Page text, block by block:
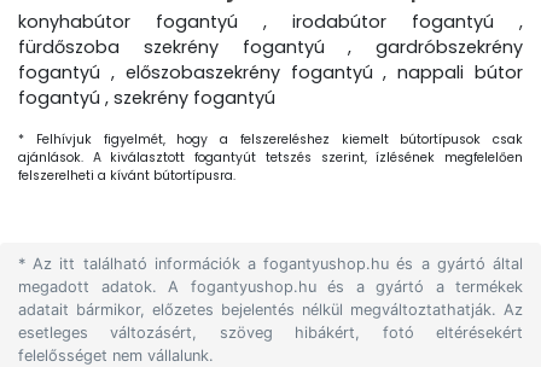
konyhabútor fogantyú , irodabútor fogantyú ,
fürdőszoba szekrény fogantyú , gardróbszekrény
fogantyú , előszobaszekrény fogantyú , nappali bútor
fogantyú , szekrény fogantyú
* Felhívjuk figyelmét, hogy a felszereléshez kiemelt bútortípusok csak
ajánlások. A kiválasztott fogantyút tetszés szerint, ízlésének megfelelően
felszerelheti a kívánt bútortípusra.
* Az itt található információk a fogantyushop.hu és a gyártó által
megadott adatok. A fogantyushop.hu és a gyártó a termékek
adatait bármikor, előzetes bejelentés nélkül megváltoztathatják. Az
esetleges változásért, szöveg hibákért, fotó eltérésekért
felelősséget nem vállalunk.